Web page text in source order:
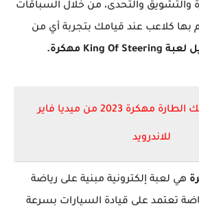
والتشويق والتحدى، من خلال السباقات
بها كلاعب عند قيامك بتجربة أي من
لعبة King Of Steering مهكرة.
تحميل لعبة ملك الطارة مهكرة 2023 من ميديا فاير
للاندرويد
هي لعبة إلكترونية مبنية على رياضة
تعتمد على قيادة السيارات بسرعة